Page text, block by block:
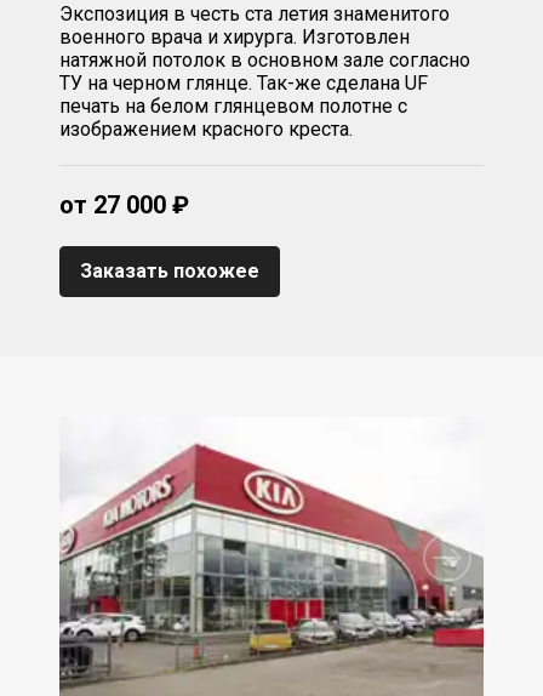
Экспозиция в честь ста летия знаменитого
военного врача и хирурга. Изготовлен
натяжной потолок в основном зале согласно
ТУ на черном глянце. Так-же сделана UF
печать на белом глянцевом полотне с
изображением красного креста.
Заказать похожее
от 27 000 ₽